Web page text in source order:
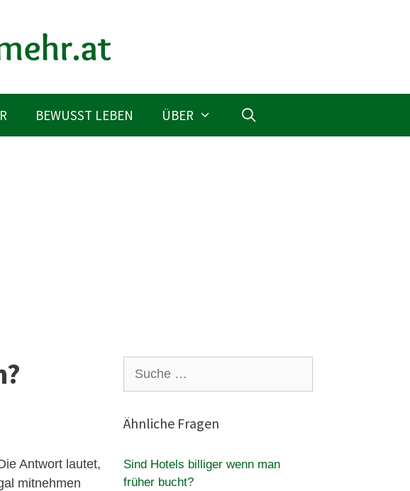
BEWUSST LEBEN ÜBER
Antwort lautet,
mitnehmen
nach:
Ähnliche Fragen
Sind Hotels billiger wenn man
früher bucht?